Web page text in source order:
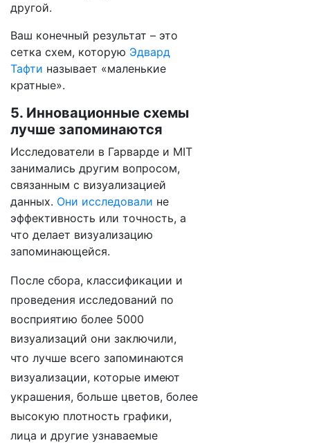
другой.
Ваш конечный результат – это
сетка схем, которую Эдвард
Тафти называет «маленькие
кратные».
5. Инновационные схемы
лучше запоминаются
Исследователи в Гарварде и MIT
занимались другим вопросом,
связанным с визуализацией
данных. Они исследовали не
эффективность или точность, а
что делает визуализацию
запоминающейся.
После сбора, классификации и
проведения исследований по
восприятию более 5000
визуализаций они заключили,
что лучше всего запоминаются
визуализации, которые имеют
украшения, больше цветов, более
высокую плотность графики,
лица и другие узнаваемые